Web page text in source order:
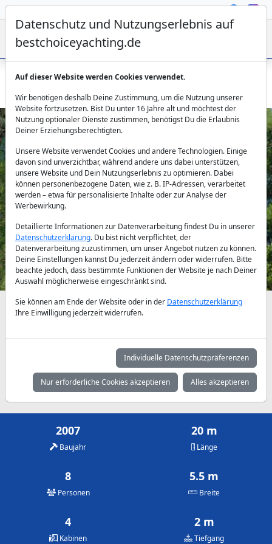
Gulet Miramare 20m mit 4 Kabinen ab Göcek chartern
Previous Next
Verfügbarkeiten und Tagespreise nach Absprache
Mai Juni
1.375 €
Juli
1.625 €
August
1.625 €
September
1.375 €
Oktober
1.125 €
2007
Baujahr
20 m
Länge
8
Personen
5.5 m
Breite
4
Kabinen
2 m
Tiefgang
Datenschutz und Nutzungserlebnis auf
bestchoiceyachting.de
Auf dieser Website werden Cookies verwendet.
Wir benötigen deshalb Deine Zustimmung, um die Nutzung unserer
Website fortzusetzen. Bist Du unter 16 Jahre alt und möchtest der
Nutzung optionaler Dienste zustimmen, benötigst Du die Erlaubnis
Deiner Erziehungsberechtigten.
Unsere Website verwendet Cookies und andere Technologien. Einige
davon sind unverzichtbar, während andere uns dabei unterstützen,
unsere Website und Dein Nutzungserlebnis zu optimieren. Dabei
können personenbezogene Daten, wie z. B. IP-Adressen, verarbeitet
werden – etwa für personalisierte Inhalte oder zur Analyse der
Werbewirkung.
Detaillierte Informationen zur Datenverarbeitung findest Du in unserer
Datenschutzerklärung. Du bist nicht verpflichtet, der
Datenverarbeitung zuzustimmen, um unser Angebot nutzen zu können.
Deine Einstellungen kannst Du jederzeit ändern oder widerrufen. Bitte
beachte jedoch, dass bestimmte Funktionen der Website je nach Deiner
Auswahl möglicherweise eingeschränkt sind.
Sie können am Ende der Website oder in der Datenschutzerklärung
Ihre Einwilligung jederzeit widerrufen.
Individuelle Datenschutzpräferenzen
Nur erforderliche Cookies akzeptieren Alles akzeptieren